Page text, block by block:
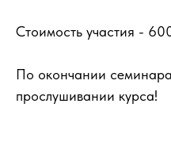
Стоимость участия -
По окончании
прослушивании курса!